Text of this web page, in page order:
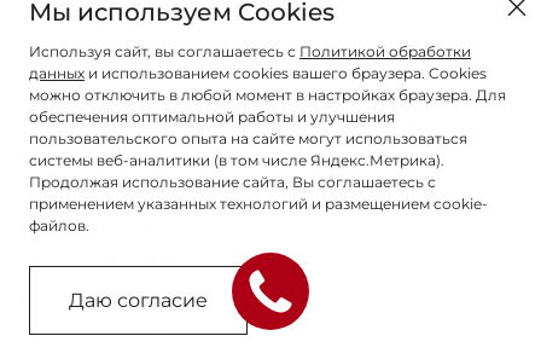
процедуры.
3.7.2. Перечень лиц, которым передаются ПД.
Третьи лица, которым передаются ПД:
Пенсионный фонд РФ для учета (на законных
основаниях);
налоговые органы РФ (на законных
Фонд социального страхования РФ (на
законных основаниях);
Мы используем Cookies
Используя сайт, вы соглашаетесь с Политикой обработки
данных и использованием cookies вашего браузера. Cookies
можно отключить в любой момент в настройках браузера. Для
обеспечения оптимальной работы и улучшения
пользовательского опыта на сайте могут использоваться
системы веб-аналитики (в том числе Яндекс.Метрика).
Продолжая использование сайта, Вы соглашаетесь с
применением указанных технологий и размещением cookie-
файлов.
Даю согласие